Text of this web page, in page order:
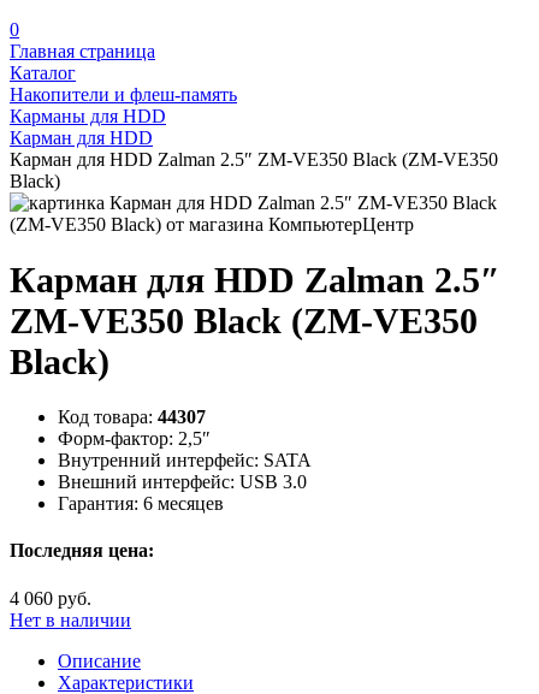
0
Главная страница
Каталог
Накопители и флеш-память
Карманы для HDD
Карман для HDD
Карман для HDD Zalman 2.5″ ZM-VE350 Black (ZM-VE350
Black)
Карман для HDD Zalman 2.5″
ZM-VE350 Black (ZM-VE350
Black)
Код товара: 44307
Форм-фактор: 2,5″
Внутренний интерфейс: SATA
Внешний интерфейс: USB 3.0
Гарантия: 6 месяцев
Последняя цена:
4 060 руб.
Нет в наличии
Описание
Характеристики